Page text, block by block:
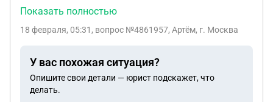
в наркологию на 3 года, срок лишения уже вышел,
наркологию посещаю по регламенту уже более 2х
сказали, что водительское удостоверение
прекращено судом из-за наркологии, как мне
быть в данной ситуации ? И какую справку нужно
Показать полностью
18 февраля, 05:31 , вопрос №4861957, Артём, г. Москва
У вас похожая ситуация?
Опишите свои детали — юрист подскажет, что
делать.